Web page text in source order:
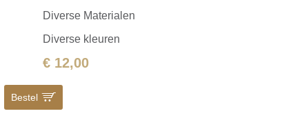
Diverse Materialen
Diverse kleuren
€ 12,00
Bestel